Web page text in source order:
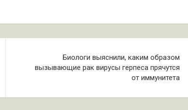
Биологи выяснили, каким образом
вызывающие рак вирусы герпеса прячутся
от иммунитета